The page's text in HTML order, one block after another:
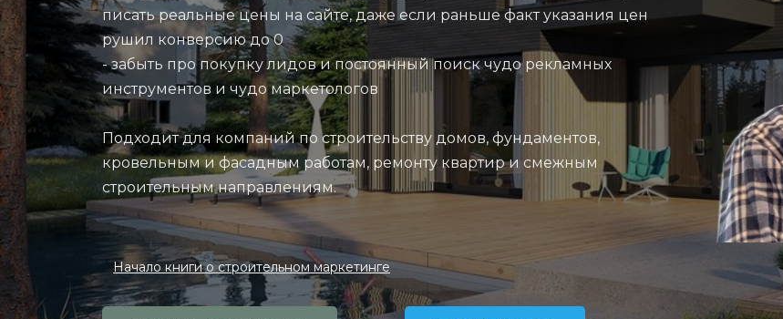
писать реальные цены на сайте, даже если раньше факт указания цен
рушил конверсию до 0
- забыть про покупку лидов и постоянный поиск чудо рекламных
инструментов и чудо маркетологов
Подходит для компаний по строительству домов, фундаментов,
кровельным и фасадным работам, ремонту квартир и смежным
строительным направлениям.
Начало книги о строительном маркетинге